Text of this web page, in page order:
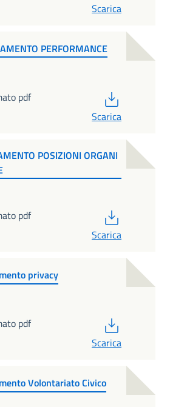
Scarica
PERFORMANCE
pdf
Scarica
POSIZIONI ORGANI
pdf
Scarica
privacy
pdf
Scarica
Volontariato Civico